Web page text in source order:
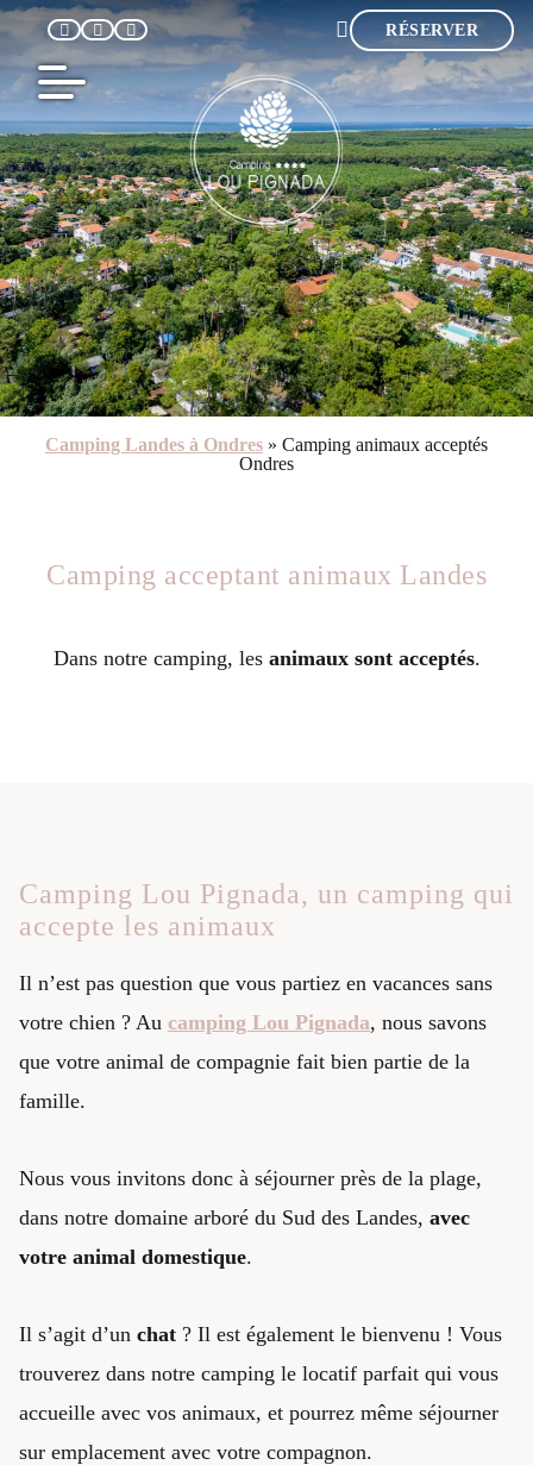
RÉSERVER
Camping Landes à Ondres » Camping animaux acceptés
Ondres
Camping acceptant animaux Landes
Dans notre camping, les animaux sont acceptés.
Camping Lou Pignada, un camping qui
accepte les animaux
Il n’est pas question que vous partiez en vacances sans
votre chien ? Au camping Lou Pignada, nous savons
que votre animal de compagnie fait bien partie de la
famille.
Nous vous invitons donc à séjourner près de la plage,
dans notre domaine arboré du Sud des Landes, avec
votre animal domestique.
Il s’agit d’un chat ? Il est également le bienvenu ! Vous
trouverez dans notre camping le locatif parfait qui vous
accueille avec vos animaux, et pourrez même séjourner
sur emplacement avec votre compagnon.